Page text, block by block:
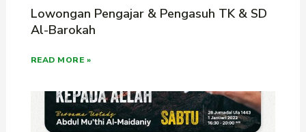
Lowongan Pengajar & Pengasuh TK & SD
Al-Barokah
READ MORE »